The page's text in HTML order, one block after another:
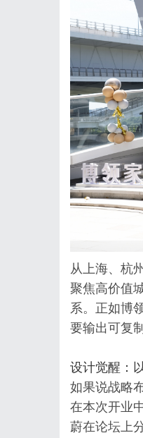
从上海、杭
聚焦高价值
系。正如博
要输出可复
设计觉醒：
如果说战略
在本次开业
蔚在论坛上